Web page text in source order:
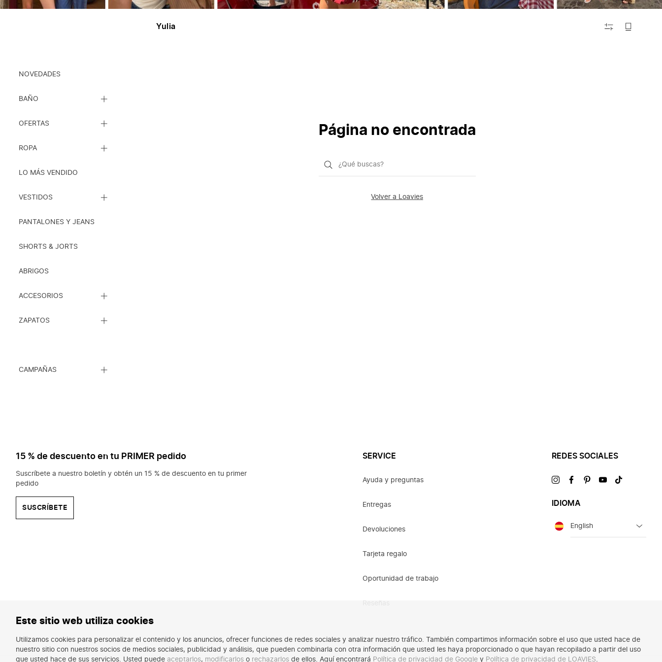
Este sitio web utiliza cookies
Utilizamos cookies para personalizar el contenido y los anuncios, ofrecer funciones de redes sociales y analizar nuestro tráfico. También compartimos información sobre el uso que usted hace de
nuestro sitio con nuestros socios de medios sociales, publicidad y análisis, que pueden combinarla con otra información que usted les haya proporcionado o que hayan recopilado a partir del uso
que usted hace de sus servicios. Usted puede aceptarlos, modificarlos o rechazarlos de ellos. Aquí encontrará Política de privacidad de Google y Política de privacidad de LOAVIES.
NOVEDADES
BAÑO
LISTA
SUBCATEGORÍAS
OFERTAS
LISTA
SUBCATEGORÍAS
ROPA
LISTA
LO MÁS VENDIDO
VESTIDOS
LISTA
PANTALONES Y JEANS
SHORTS & JORTS
ABRIGOS
ACCESORIOS
LISTA
SUBCATEGORÍAS
ZAPATOS
LISTA
CAMPAÑAS
LISTA
Yulia
FILTRAR
Página no encontrada
¿Qué
Volver a Loavies
15 % de descuento en tu PRIMER pedido
Suscríbete a nuestro boletín y obtén un 15 % de descuento en tu primer
pedido
SUSCRÍBETE
SERVICE
Ayuda y preguntas
Entregas
Devoluciones
Tarjeta regalo
Oportunidad de trabajo
REDES SOCIALES
VisítanosVisítanosVisítanosVisítanosVisítanos
IDIOMA
Idioma